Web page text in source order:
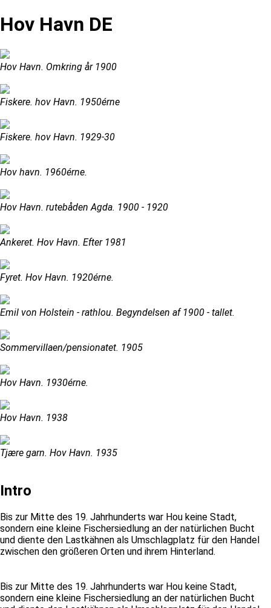
Hov Havn DE
Hov Havn. Omkring år 1900
Fiskere. hov Havn. 1950érne
Fiskere. hov Havn. 1929-30
Hov havn. 1960érne.
Hov Havn. rutebåden Agda. 1900 - 1920
Ankeret. Hov Havn. Efter 1981
Fyret. Hov Havn. 1920érne.
Emil von Holstein - rathlou. Begyndelsen af 1900 - tallet.
Sommervillaen/pensionatet. 1905
Hov Havn. 1930érne.
Hov Havn. 1938
Tjære garn. Hov Havn. 1935
Intro
Bis zur Mitte des 19. Jahrhunderts war Hou keine Stadt,
sondern eine kleine Fischersiedlung an der natürlichen Bucht
und diente den Lastkähnen als Umschlagplatz für den Handel
zwischen den größeren Orten und ihrem Hinterland.
Bis zur Mitte des 19. Jahrhunderts war Hou keine Stadt,
sondern eine kleine Fischersiedlung an der natürlichen Bucht